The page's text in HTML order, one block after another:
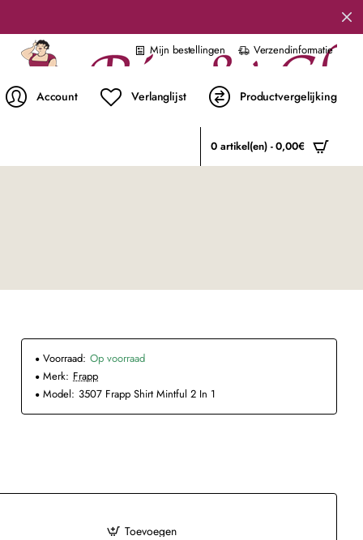
Mijn bestellingen Verzendinformatie
Account Verlanglijst Productvergelijking
0 artikel(en) - 0,00€
Voorraad: Op voorraad
Merk: Frapp
Model: 3507 Frapp Shirt Mintful 2 In 1
Toevoegen